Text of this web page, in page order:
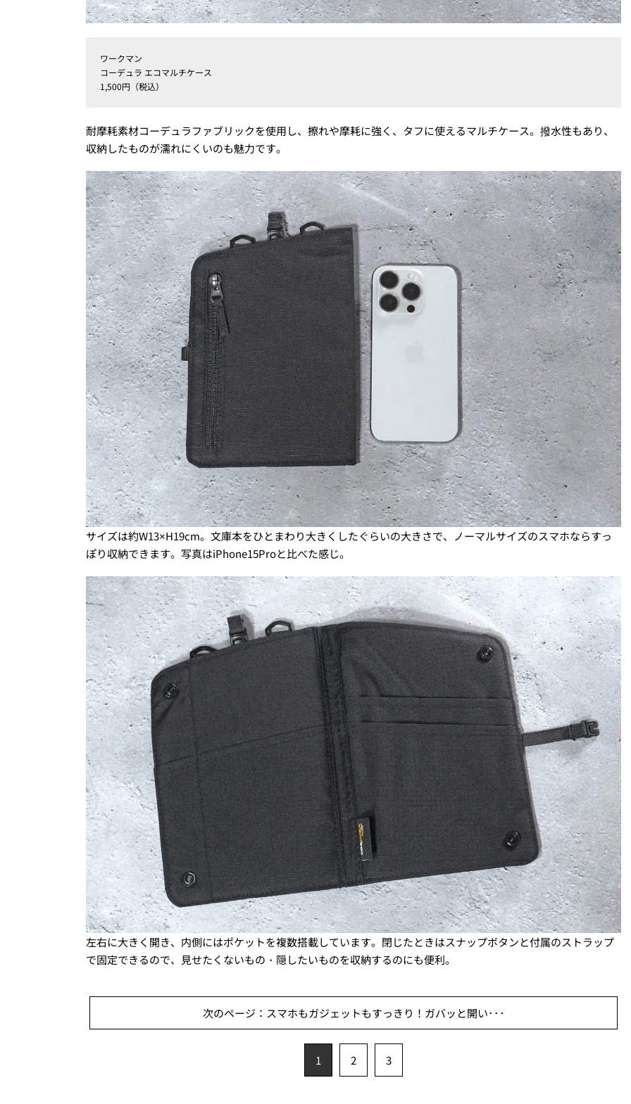
ワークマン
コーデュラ エコマルチケース
1,500円（税込）
耐摩耗素材コーデュラファブリックを使用し、擦れや摩耗に強く、タフに使えるマルチケース。撥水性もあり、
収納したものが濡れにくいのも魅力です。
サイズは約W13×H19cm。文庫本をひとまわり大きくしたぐらいの大きさで、ノーマルサイズのスマホならすっ
ぽり収納できます。写真はiPhone15Proと比べた感じ。
左右に大きく開き、内側にはポケットを複数搭載しています。閉じたときはスナップボタンと付属のストラップ
で固定できるので、見せたくないもの・隠したいものを収納するのにも便利。
次のページ：スマホもガジェットもすっきり！ガバッと開い･･･
1 2 3